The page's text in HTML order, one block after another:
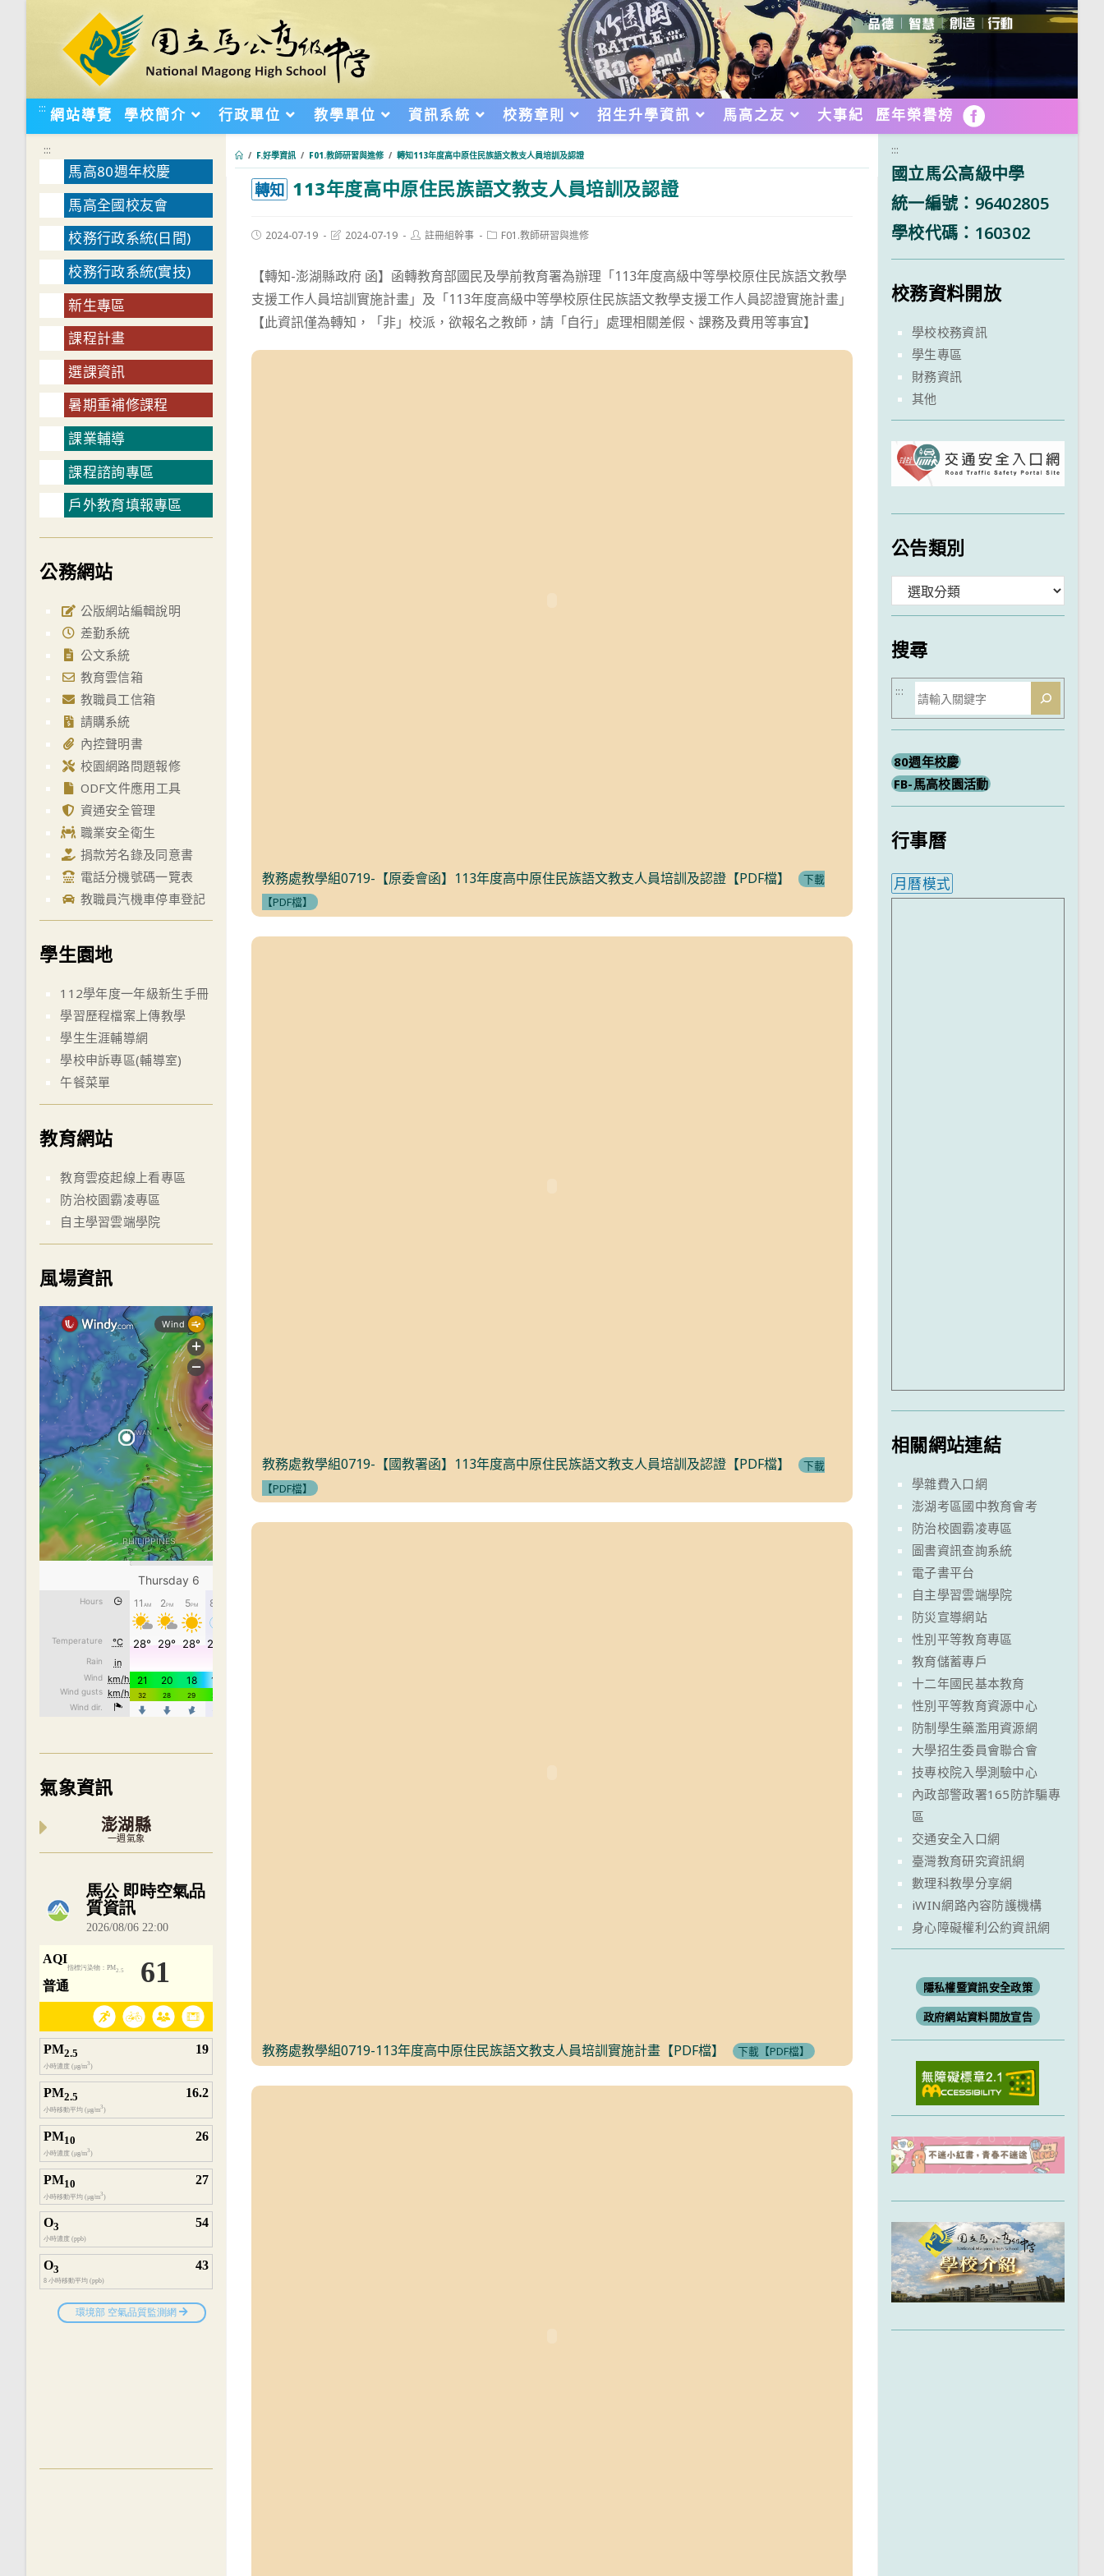
::: 網站導覽 學校簡介 行政單位 教學單位 資訊系統 校務章則 招生升學資訊 馬高之友 大事紀 歷年榮譽榜 FB
/ F.好學資訊 / F01.教師研習與進修 / 轉知113年度高中原住民族語文教支人員培訓及認證
轉知 113年度高中原住民族語文教支人員培訓及認證
Post2024-07-19
Post2024-07-19
Post註冊組幹事
PostF01.教師研習與進修
【轉知-澎湖縣政府 函】函轉教育部國民及學前教育署為辦理「113年度高級中等學校原住民族語文教學
支援工作人員培訓實施計畫」及「113年度高級中等學校原住民族語文教學支援工作人員認證實施計畫」
【此資訊僅為轉知，「非」校派，欲報名之教師，請「自行」處理相關差假、課務及費用等事宜】
教務處教學組0719-【原委會函】113年度高中原住民族語文教支人員培訓及認證【PDF檔】
下載
【PDF檔】
教務處教學組0719-【國教署函】113年度高中原住民族語文教支人員培訓及認證【PDF檔】
下載
【PDF檔】
教務處教學組0719-113年度高中原住民族語文教支人員培訓實施計畫【PDF檔】 下載【PDF檔】
:::
馬高80週年校慶
馬高全國校友會
校務行政系統(日間)
校務行政系統(實技)
新生專區
課程計畫
選課資訊
暑期重補修課程
課業輔導
課程諮詢專區
戶外教育填報專區
公務網站
公版網站編輯說明
差勤系統
公文系統
教育雲信箱
教職員工信箱
請購系統
內控聲明書
校園網路問題報修
ODF文件應用工具
資通安全管理
職業安全衛生
捐款芳名錄及同意書
電話分機號碼一覽表
教職員汽機車停車登記
學生園地
112學年度一年級新生手冊
學習歷程檔案上傳教學
學生生涯輔導網
學校申訴專區(輔導室)
午餐菜單
教育網站
教育雲疫起線上看專區
防治校園霸凌專區
自主學習雲端學院
風場資訊
氣象資訊
澎湖縣
一週氣象
內嵌空氣品質小工具為視覺預覽，完整即時空氣品質資料請開啟
:::
國立馬公高級中學
統一編號：96402805
學校代碼：160302
校務資料開放
學校校務資訊
學生專區
財務資訊
其他
公告類別
類
搜尋
搜
尋
:::
80週年校慶
FB-馬高校園活動
行事曆
月曆模式
相關網站連結
學雜費入口網
澎湖考區國中教育會考
防治校園霸凌專區
圖書資訊查詢系統
電子書平台
自主學習雲端學院
防災宣導網站
性別平等教育專區
教育儲蓄專戶
十二年國民基本教育
性別平等教育資源中心
防制學生藥濫用資源網
大學招生委員會聯合會
技專校院入學測驗中心
內政部警政署165防詐騙專
區
交通安全入口網
臺灣教育研究資訊網
數理科教學分享網
iWIN網路內容防護機構
身心障礙權利公約資訊網
隱私權暨資訊安全政策
政府網站資料開放宣告